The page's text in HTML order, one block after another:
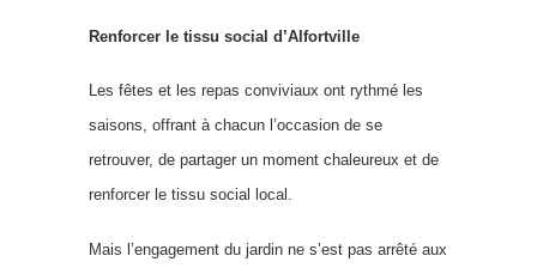
Renforcer le tissu social d’Alfortville
Les fêtes et les repas conviviaux ont rythmé les
saisons, offrant à chacun l’occasion de se
retrouver, de partager un moment chaleureux et de
renforcer le tissu social local.
Mais l’engagement du jardin ne s’est pas arrêté aux